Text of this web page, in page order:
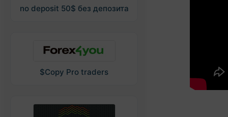
no deposit 50$ без депозита
$Copy Pro traders